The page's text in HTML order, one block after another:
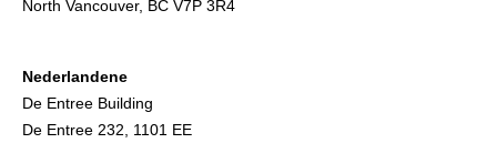
North Vancouver, BC V7P 3R4
Nederlandene
De Entree Building
De Entree 232, 1101 EE